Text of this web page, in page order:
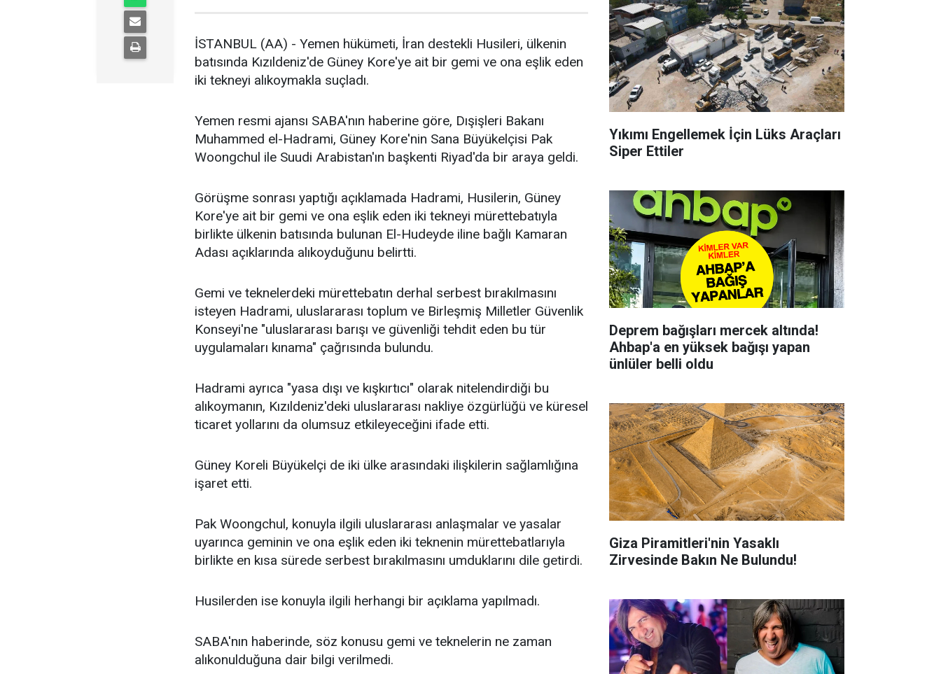
İSTANBUL (AA) - Yemen hükümeti, İran destekli Husileri, ülkenin
batısında Kızıldeniz'de Güney Kore'ye ait bir gemi ve ona eşlik eden
iki tekneyi alıkoymakla suçladı.
Yemen resmi ajansı SABA'nın haberine göre, Dışişleri Bakanı
Muhammed el-Hadrami, Güney Kore'nin Sana Büyükelçisi Pak
Woongchul ile Suudi Arabistan'ın başkenti Riyad'da bir araya geldi.
Görüşme sonrası yaptığı açıklamada Hadrami, Husilerin, Güney
Kore'ye ait bir gemi ve ona eşlik eden iki tekneyi mürettebatıyla
birlikte ülkenin batısında bulunan El-Hudeyde iline bağlı Kamaran
Adası açıklarında alıkoyduğunu belirtti.
Gemi ve teknelerdeki mürettebatın derhal serbest bırakılmasını
isteyen Hadrami, uluslararası toplum ve Birleşmiş Milletler Güvenlik
Konseyi'ne "uluslararası barışı ve güvenliği tehdit eden bu tür
uygulamaları kınama" çağrısında bulundu.
Hadrami ayrıca "yasa dışı ve kışkırtıcı" olarak nitelendirdiği bu
alıkoymanın, Kızıldeniz'deki uluslararası nakliye özgürlüğü ve küresel
ticaret yollarını da olumsuz etkileyeceğini ifade etti.
Güney Koreli Büyükelçi de iki ülke arasındaki ilişkilerin sağlamlığına
işaret etti.
Pak Woongchul, konuyla ilgili uluslararası anlaşmalar ve yasalar
uyarınca geminin ve ona eşlik eden iki teknenin mürettebatlarıyla
birlikte en kısa sürede serbest bırakılmasını umduklarını dile getirdi.
Husilerden ise konuyla ilgili herhangi bir açıklama yapılmadı.
SABA'nın haberinde, söz konusu gemi ve teknelerin ne zaman
alıkonulduğuna dair bilgi verilmedi.
Yıkımı Engellemek İçin Lüks Araçları
Siper Ettiler
Deprem bağışları mercek altında!
Ahbap'a en yüksek bağışı yapan
ünlüler belli oldu
Giza Piramitleri'nin Yasaklı
Zirvesinde Bakın Ne Bulundu!